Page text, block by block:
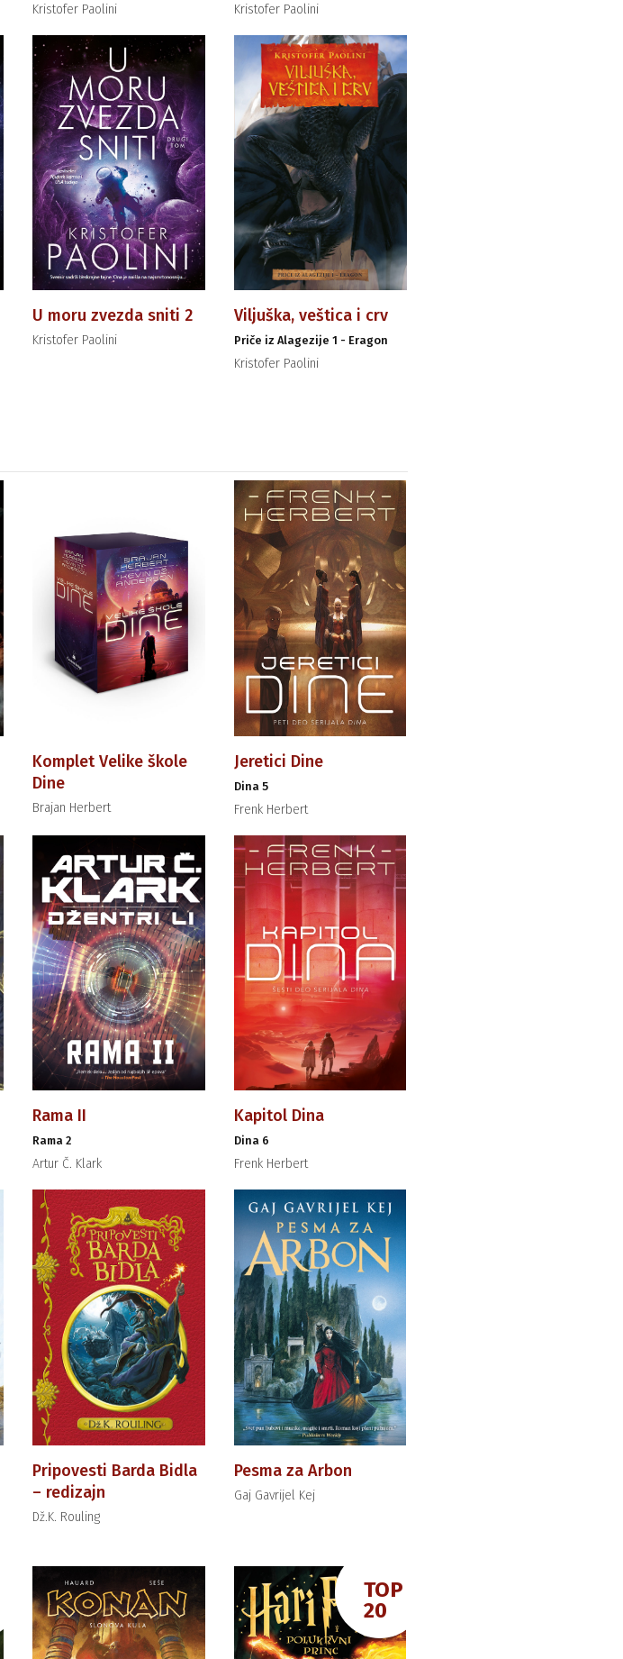
Kristofer Paolini Kristofer Paolini
U moru zvezda sniti 2
Kristofer Paolini
Viljuška, veštica i crv
Priče iz Alagezije 1 - Eragon
Kristofer Paolini
Komplet Velike škole
Dine
Brajan Herbert
Jeretici Dine
Dina 5
Frenk Herbert
Rama II
Rama 2
Artur Č. Klark
Kapitol Dina
Dina 6
Frenk Herbert
Pripovesti Barda Bidla
– redizajn
Dž.K. Rouling
Pesma za Arbon
Gaj Gavrijel Kej
TOP
20